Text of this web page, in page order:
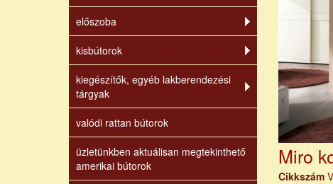
előszoba
kisbútorok
kiegészítők, egyéb lakberendezési
tárgyak
valódi rattan bútorok
üzletünkben aktuálisan megtekinthető
amerikai bútorok
Miro
Cikkszám